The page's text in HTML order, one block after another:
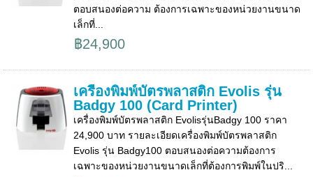
ตอบสนองต่อความ ต้องการเฉพาะของหน่วยงานขนาด
เล็กที่...
฿24,900
เครื่องพิมพ์บัตรพลาสติก Evolis รุ่น
Badgy 100 (Card Printer)
เครื่องพิมพ์บัตรพลาสติก Evolisรุ่นBadgy 100 ราคา
24,900 บาท รายละเอียดเครื่องพิมพ์บัตรพลาสติก
Evolis รุ่น Badgy100 ตอบสนองต่อความต้องการ
เฉพาะของหน่วยงานขนาดเล็กที่ต้องการพิมพ์ในปริ...